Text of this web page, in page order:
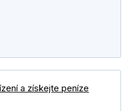
a získejte peníze